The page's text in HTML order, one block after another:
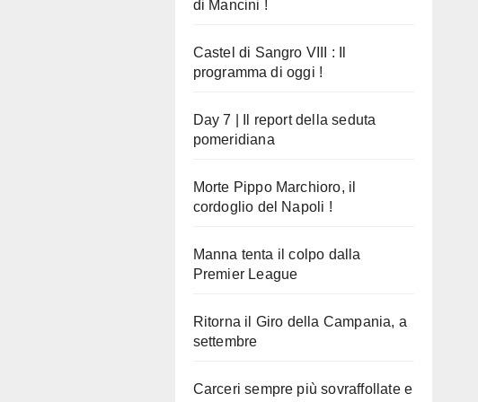
di Mancini !
Castel di Sangro VIII : Il
programma di oggi !
Day 7 | Il report della seduta
pomeridiana
Morte Pippo Marchioro, il
cordoglio del Napoli !
Manna tenta il colpo dalla
Premier League
Ritorna il Giro della Campania, a
settembre
Carceri sempre più sovraffollate e